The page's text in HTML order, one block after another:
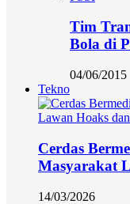
Tim
Bola di
04/06/2015
Tekno
Cerdas
Masyarakat
14/03/2026